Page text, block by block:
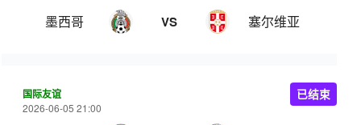
墨西哥 VS 塞尔维亚
国际友谊
2026-06-05 21:00
已结束